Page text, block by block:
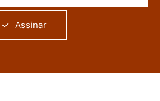
Assinar